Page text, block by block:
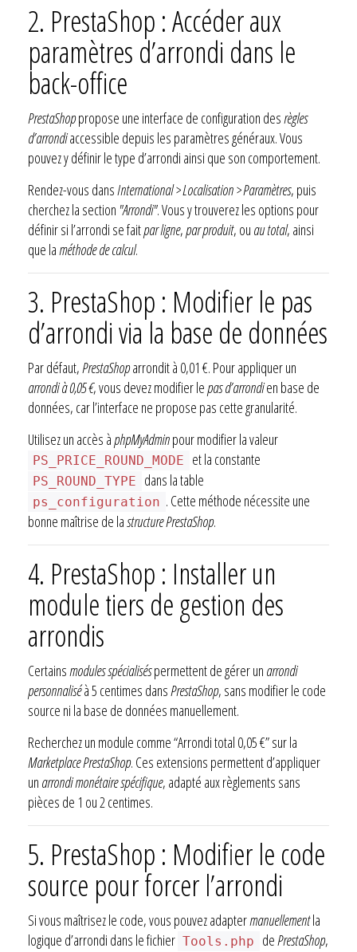
2. PrestaShop : Accéder aux
paramètres d’arrondi dans le
back-office
PrestaShoppropose une interface de configuration des règles
d’arrondiaccessible depuis les paramètres généraux. Vous
pouvez y définir le type d’arrondi ainsi que son comportement.
Rendez-vous dansInternational > Localisation > Paramètres, puis
cherchez la section "Arrondi". Vous y trouverez les options pour
définir si l’arrondi se faitpar ligne,par produit, ou au total, ainsi
que la méthode de calcul.
3. PrestaShop : Modifier le pas
d’arrondi via la base de données
Par défaut,PrestaShoparrondit à 0,01 €. Pour appliquer un
arrondi à 0,05 €, vous devez modifier lepas d’arrondien base de
données, car l’interface ne propose pas cette granularité.
Utilisez un accès àphpMyAdminpour modifier la valeur
PS_PRICE_ROUND_MODE et la constante
PS_ROUND_TYPE dans la table
ps_configuration . Cette méthode nécessite une
bonne maîtrise de lastructure PrestaShop.
4. PrestaShop : Installer un
module tiers de gestion des
arrondis
Certains modules spécialiséspermettent de gérer un arrondi
personnaliséà 5 centimes dansPrestaShop, sans modifier le code
source ni la base de données manuellement.
Recherchez un module comme “Arrondi total 0,05 €” sur la
Marketplace PrestaShop. Ces extensions permettent d’appliquer
un arrondi monétaire spécifique, adapté aux règlements sans
pièces de 1 ou 2 centimes.
5. PrestaShop : Modifier le code
source pour forcer l’arrondi
Si vous maîtrisez le code, vous pouvez adaptermanuellementla
logique d’arrondi dans le fichier Tools.php dePrestaShop,